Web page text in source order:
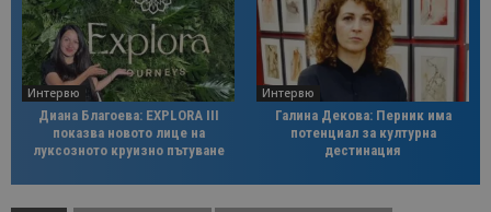
Интервю
Диана Благоева: EXPLORA III
показва новото лице на
луксозното круизно пътуване
Интервю
Галина Декова: Перник има
потенциал за културна
дестинация